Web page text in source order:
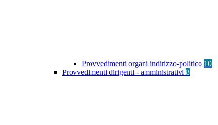
Provvedimenti organi indirizzo-politico 10
Provvedimenti dirigenti - amministrativi 8